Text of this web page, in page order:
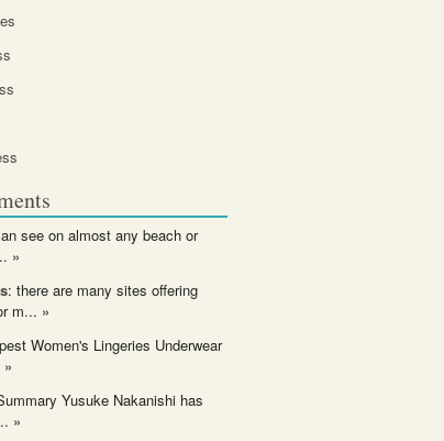
see on almost any beach or
»
: there are many sites offering
m... »
Women's Lingeries Underwear
»
Yusuke Nakanishi has
»